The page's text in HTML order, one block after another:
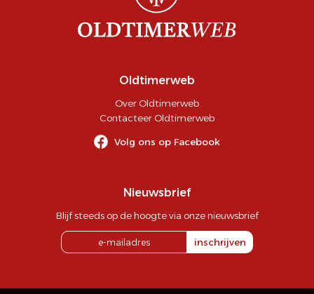
Oldtimerweb
Over Oldtimerweb
Contacteer Oldtimerweb
Volg ons op Facebook
Nieuwsbrief
Blijf steeds op de hoogte via onze nieuwsbrief
inschrijven